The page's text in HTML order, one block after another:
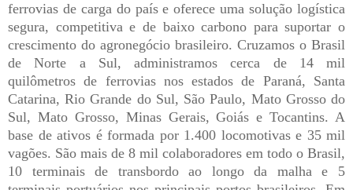
ferrovias de carga do país e oferece uma solução logística
segura, competitiva e de baixo carbono para suportar o
crescimento do agronegócio brasileiro. Cruzamos o Brasil
de Norte a Sul, administramos cerca de 14 mil
quilômetros de ferrovias nos estados de Paraná, Santa
Catarina, Rio Grande do Sul, São Paulo, Mato Grosso do
Sul, Mato Grosso, Minas Gerais, Goiás e Tocantins. A
base de ativos é formada por 1.400 locomotivas e 35 mil
vagões. São mais de 8 mil colaboradores em todo o Brasil,
10 terminais de transbordo ao longo da malha e 5